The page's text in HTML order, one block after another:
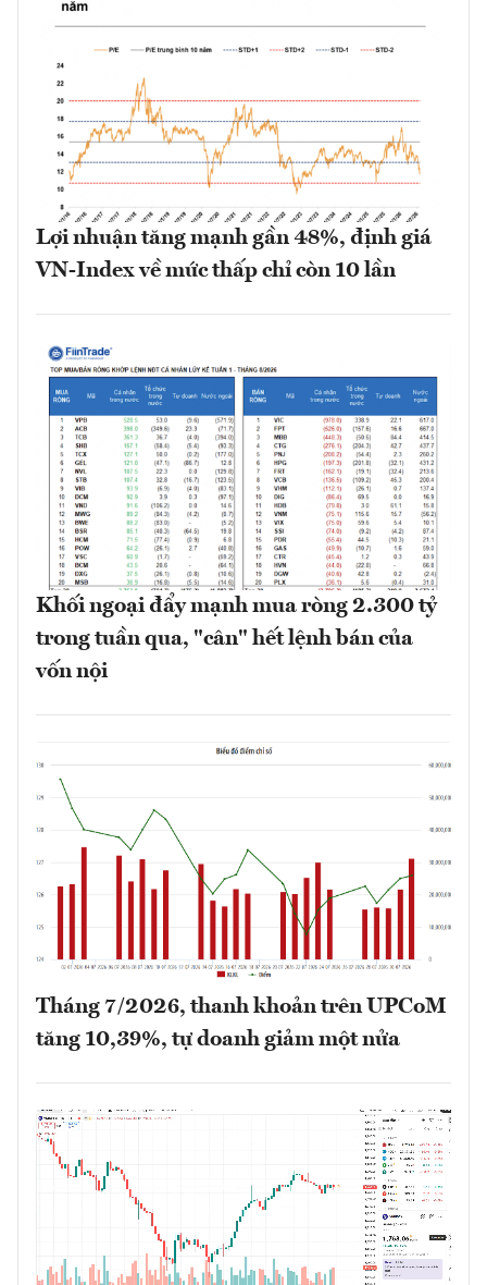
Lợi nhuận tăng mạnh gần 48%, định giá
VN-Index về mức thấp chỉ còn 10 lần
Khối ngoại đẩy mạnh mua ròng 2.300 tỷ
trong tuần qua, "cân" hết lệnh bán của
vốn nội
Tháng 7/2026, thanh khoản trên UPCoM
tăng 10,39%, tự doanh giảm một nửa